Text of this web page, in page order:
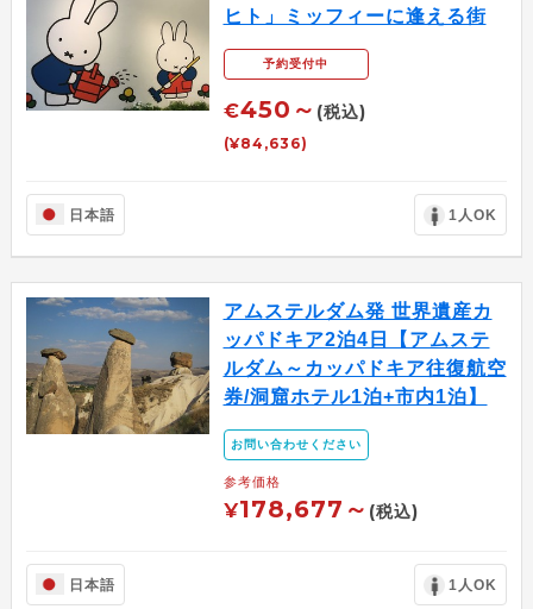
ヒト」ミッフィーに逢える街
予約受付中
€450～ (税込)
(¥84,636)
日本語 1人OK
アムステルダム発 世界遺産カ
ッパドキア2泊4日【アムステ
ルダム～カッパドキア往復航空
券/洞窟ホテル1泊+市内1泊】
お問い合わせください
参考価格
¥178,677～ (税込)
日本語 1人OK